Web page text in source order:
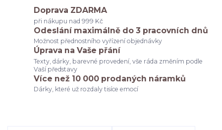
Doprava ZDARMA
při nákupu nad 999 Kč
Odeslání maximálně do 3 pracovních dnů
Možnost přednostního vyřízení objednávky
Úprava na Vaše přání
Texty, dárky, barevné provedení, vše ráda změním podle
Vaší představy
Více než 10 000 prodaných náramků
Dárky, které už rozdaly tisíce emocí